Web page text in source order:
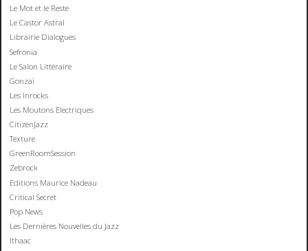
Le Mot et le Reste
Le Castor Astral
Librairie Dialogues
Sefronia
Le Salon Littéraire
Gonzaï
Les Inrocks
Les Moutons Electriques
CitizenJazz
Texture
GreenRoomSession
Zebrock
Editions Maurice Nadeau
Critical Secret
Pop News
Les Dernières Nouvelles du Jazz
Ithaac